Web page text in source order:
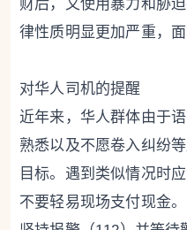
财后，又使用暴力和胁
律性质明显更加严重，
对华人司机的提醒
近年来，华人群体由于
熟悉以及不愿卷入纠纷
目标。遇到类似情况时应
不要轻易现场支付现金。